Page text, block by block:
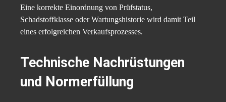
Eine korrekte Einordnung von Prüfstatus,
Schadstoffklasse oder Wartungshistorie wird damit Teil
eines erfolgreichen Verkaufsprozesses.
Technische Nachrüstungen
und Normerfüllung